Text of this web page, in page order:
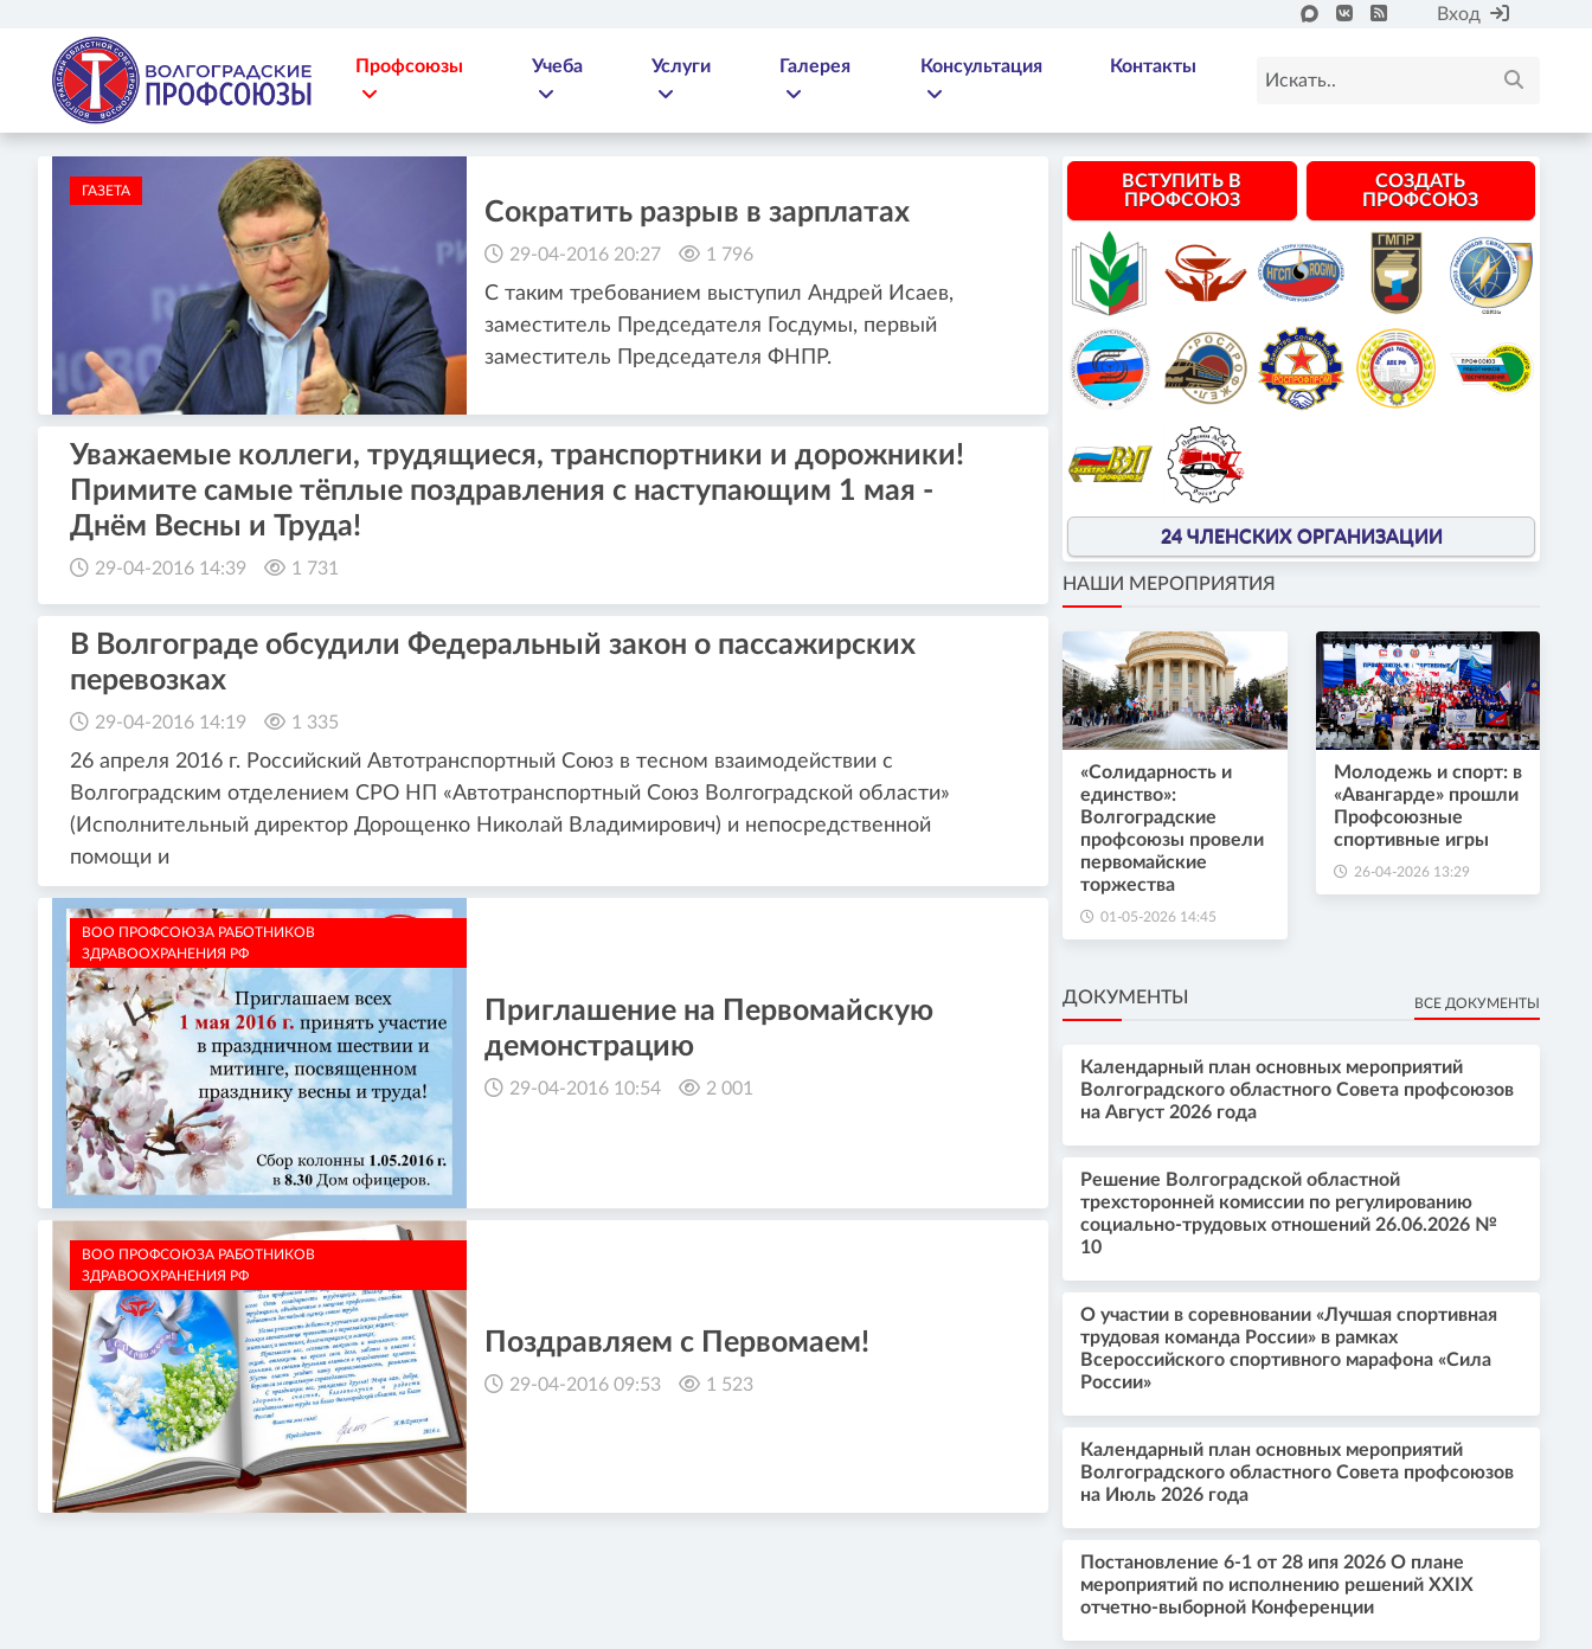
Вход
Профсоюзы Учеба Услуги Галерея Консультация Контакты
ГАЗЕТА
Сократить разрыв в зарплатах
29-04-2016 20:27 1 796
С таким требованием выступил Андрей Исаев,
заместитель Председателя Госдумы, первый
заместитель Председателя ФНПР.
Уважаемые коллеги, трудящиеся, транспортники и дорожники!
Примите самые тёплые поздравления с наступающим 1 мая -
Днём Весны и Труда!
29-04-2016 14:39 1 731
В Волгограде обсудили Федеральный закон о пассажирских
перевозках
29-04-2016 14:19 1 335
26 апреля 2016 г. Российский Автотранспортный Союз в тесном взаимодействии с
Волгоградским отделением СРО НП «Автотранспортный Союз Волгоградской области»
(Исполнительный директор Дорощенко Николай Владимирович) и непосредственной
помощи и
ВОО ПРОФСОЮЗА РАБОТНИКОВ
ЗДРАВООХРАНЕНИЯ РФ
Приглашение на Первомайскую
демонстрацию
29-04-2016 10:54 2 001
ВОО ПРОФСОЮЗА РАБОТНИКОВ
ЗДРАВООХРАНЕНИЯ РФ
Поздравляем с Первомаем!
29-04-2016 09:53 1 523
ВСТУПИТЬ В
ПРОФСОЮЗ
СОЗДАТЬ
ПРОФСОЮЗ
24 ЧЛЕНСКИХ ОРГАНИЗАЦИИ
НАШИ МЕРОПРИЯТИЯ
«Солидарность и
единство»:
Волгоградские
профсоюзы провели
первомайские
торжества
01-05-2026 14:45
Молодежь и спорт: в
«Авангарде» прошли
Профсоюзные
спортивные игры
26-04-2026 13:29
ДОКУМЕНТЫ ВСЕ ДОКУМЕНТЫ
Календарный план основных мероприятий
Волгоградского областного Совета профсоюзов
на Август 2026 года
Решение Волгоградской областной
трехсторонней комиссии по регулированию
социально-трудовых отношений 26.06.2026 №
10
О участии в соревновании «Лучшая спортивная
трудовая команда России» в рамках
Всероссийского спортивного марафона «Сила
России»
Календарный план основных мероприятий
Волгоградского областного Совета профсоюзов
на Июль 2026 года
Постановление 6-1 от 28 ипя 2026 О плане
мероприятий по исполнению решений XXIX
отчетно-выборной Конференции